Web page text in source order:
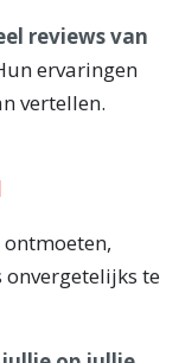
reviews van
ervaringen
vertellen.
onvergetelijks te